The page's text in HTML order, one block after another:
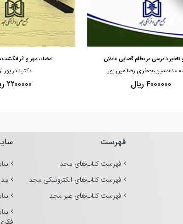
مشاهده و خرید مشاهده و خرید
دادرسی در نظام قضایی عادلان
رضاامین،پور
۴۰۰۰۰۰۰ ریال
امضاء، مهر و اثر انگشت
دکتر،نادر پور
۲۲۰۰۰۰۰ ریال
فهرست
فهرست کتاب‌های مجد
فهرست کتاب‌های الکترونیکی مجد
فهرست کتاب‌های غیر مجد